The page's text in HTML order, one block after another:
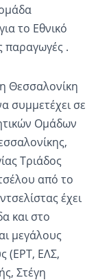
το Εθνικό
παραγωγές .
Θεσσαλονίκη
συμμετέχει σε
Ομάδων
Τριάδος
από το
έχει
και στο
μεγάλους
(ΕΡΤ, ΕΛΣ,
Στέγη